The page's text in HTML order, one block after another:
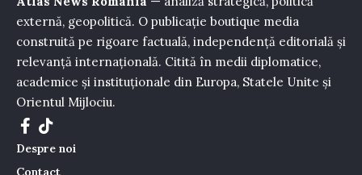
externă, geopolitică. O publicație boutique media
construită pe rigoare factuală, independență editorială și
relevanță internațională. Citită în medii diplomatice,
academice și instituționale din Europa, Statele Unite și
Orientul Mijlociu.
Despre noi
Contact